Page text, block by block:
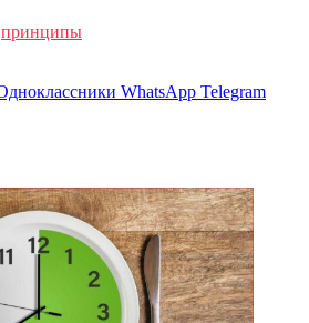
принципы
WhatsApp Telegram